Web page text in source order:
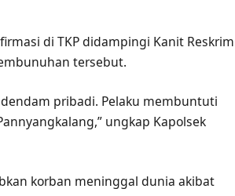
di TKP didampingi Kanit Reskrim
tersebut.
pribadi. Pelaku membuntuti
ungkap Kapolsek
korban meninggal dunia akibat